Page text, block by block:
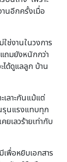
นอีกครั้งเมื่อ
ช่งานในวงการ
ถมยังหนักกว่า
ได้ดูแลลูก บ้าน
เลาะกันแม้แต่
รุนแรงแทบทุก
เลวร้ายเท่ากับ
พื่อหยิบเอกสาร